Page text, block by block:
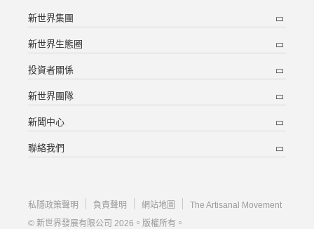
新世界集團
新世界生態圈
投資者關係
新世界團隊
新聞中心
聯絡我們
私隱政策聲明 負責聲明 網站地圖
The Artisanal Movement
© 新世界發展有限公司 2026。版權所有。